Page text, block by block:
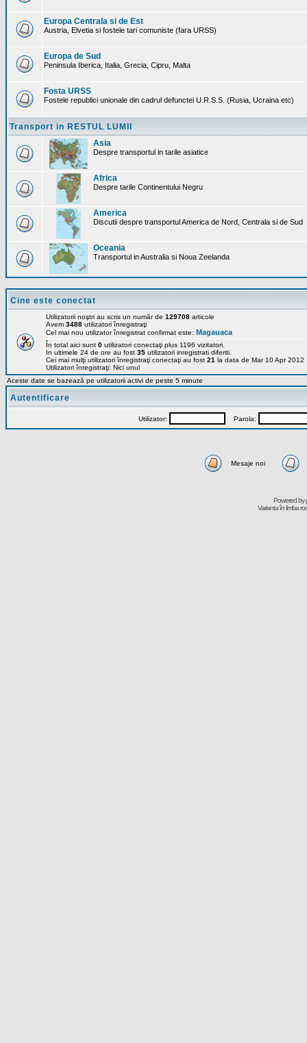
Europa Centrala si de Est
Austria, Elvetia si fostele tari comuniste (fara URSS)
Europa de Sud
Peninsula Iberica, Italia, Grecia, Cipru, Malta
Fosta URSS
Fostele republici unionale din cadrul defunctei U.R.S.S. (Rusia, Ucraina etc)
Transport in RESTUL LUMII
Asia
Despre transportul in tarile asiatice
Africa
Despre tarile Continentului Negru
America
Discutii despre transportul America de Nord, Centrala si de Sud
Oceania
Transportul in Australia si Noua Zeelanda
Cine este conectat
Utilizatorii noştri au scris un număr de 129708 articole
Avem 3488 utilizatori înregistraţi
Cel mai nou utilizator înregistrat confirmat este: Magauaca
În total aici sunt 0 utilizatori conectaţi plus 1196 vizitatori.
In ultimele 24 de ore au fost 35 utilizatori inregistrati diferiti.
Cei mai mulţi utilizatori înregistraţi conectaţi au fost 21 la data de Mar 10 Apr 2012
Utilizatori înregistraţi: Nici unul
Aceste date se bazează pe utilizatorii activi de peste 5 minute
Autentificare
Utilizator: Parola:
Mesaje noi
Powered by
Varianta în limba